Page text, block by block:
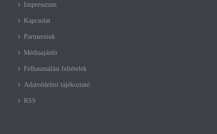
Impresszum
Kapcsolat
Partnereink
Médiaajánló
Felhasználási feltételek
Adatvédelmi tájékoztató
RSS